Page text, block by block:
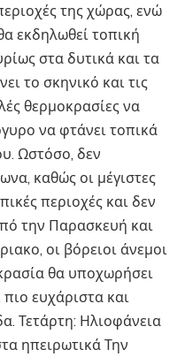
της χώρας, ενώ
εκδηλωθεί τοπική
στα δυτικά και τα
το σκηνικό και τις
θερμοκρασίες να
να φτάνει τοπικά
Ωστόσο, δεν
καθώς οι μέγιστες
περιοχές και δεν
την Παρασκευή και
οι βόρειοι άνεμοι
θα υποχωρήσει
ευχάριστα και
Τετάρτη: Ηλιοφάνεια
ηπειρωτικά Την